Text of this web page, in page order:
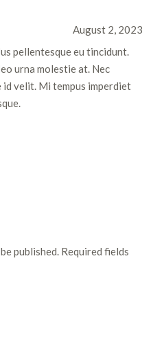
August 2, 2023
pellentesque eu tincidunt.
urna molestie at. Nec
velit. Mi tempus imperdiet
published. Required fields